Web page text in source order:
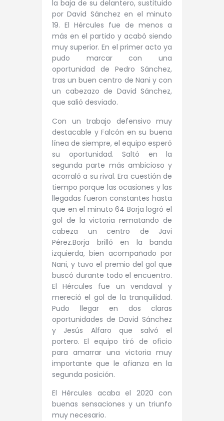
la baja de su delantero, sustituido
por David Sánchez en el minuto
19. El Hércules fue de menos a
más en el partido y acabó siendo
muy superior. En el primer acto ya
pudo marcar con una
oportunidad de Pedro Sánchez,
tras un buen centro de Nani y con
un cabezazo de David Sánchez,
que salió desviado.
Con un trabajo defensivo muy
destacable y Falcón en su buena
línea de siempre, el equipo esperó
su oportunidad. Saltó en la
segunda parte más ambicioso y
acorraló a su rival. Era cuestión de
tiempo porque las ocasiones y las
llegadas fueron constantes hasta
que en el minuto 64 Borja logró el
gol de la victoria rematando de
cabeza un centro de Javi
Pérez.Borja brilló en la banda
izquierda, bien acompañado por
Nani, y tuvo el premio del gol que
buscó durante todo el encuentro.
El Hércules fue un vendaval y
mereció el gol de la tranquilidad.
Pudo llegar en dos claras
oportunidades de David Sánchez
y Jesús Alfaro que salvó el
portero. El equipo tiró de oficio
para amarrar una victoria muy
importante que le afianza en la
segunda posición.
El Hércules acaba el 2020 con
buenas sensaciones y un triunfo
muy necesario.